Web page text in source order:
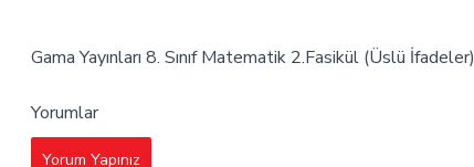
Gama Yayınları 8. Sınıf Matematik 2.Fasikül (Üslü İfadeler)
Yorumlar
Yorum Yapınız